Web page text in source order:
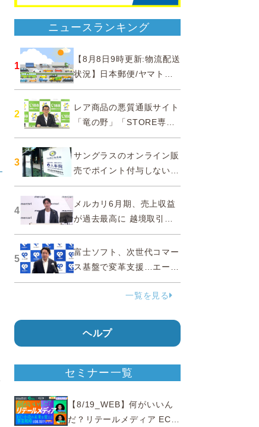
ニュースランキング
1
【8月8日9時更新:物流配送
状況】日本郵便/ヤマト運
輸/佐川急便/西濃運輸/福山
通運
2
レア商品の悪質通販サイト
「竜の野」「STORE専門
ショップ」などに注意…消
費者庁
3
サングラスのオンライン販
売でポイント付与しないよ
う要請、ルックスオティカ
ジャパンが確約手続
4
メルカリ6月期、売上収益
が過去最高に 越境取引が
急成長
5
富士ソフト、次世代コマー
ス基盤で変革支援…エージ
ェンティックコマースに対
一覧を見る
ヘルプ
セミナー一覧
【8/19_WEB】何がいいん
だ？リテールメディア EC・